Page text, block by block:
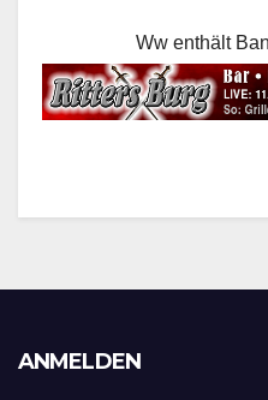
Ww enthält
ANMELDEN